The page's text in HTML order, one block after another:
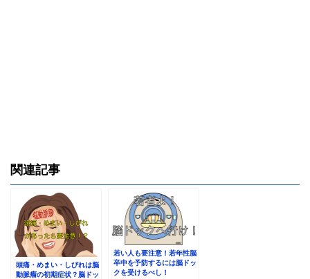
関連記事
頭痛・めまい・しびれは脳
動脈瘤の初期症状？脳ドッ
若い人も要注意！若年性脳
卒中を予防するには脳ドッ
クを受けるべし！